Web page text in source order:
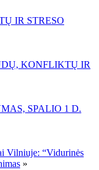
IR STRESO
KONFLIKTŲ IR
SPALIO 1 D.
Vilniuje: “Vidurinės
»